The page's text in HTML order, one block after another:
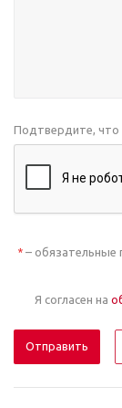
Подтвердите, что
* – обязательные
Я согласен на